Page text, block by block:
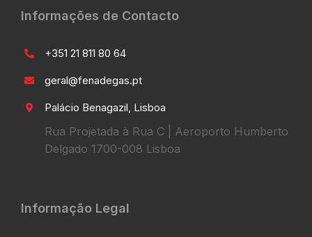
Informações de Contacto
+351 21 811 80 64
geral@fenadegas.pt
Palácio Benagazil, Lisboa
Rua Projetada à Rua C | Aeroporto Humberto
Delgado 1700-008 Lisboa
Informação Legal